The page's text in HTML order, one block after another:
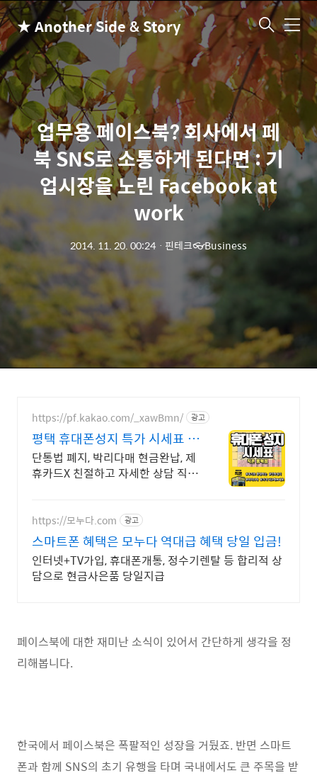
★ Another Side & Story 메
뉴
업무용 페이스북? 회사에서 페
북 SNS로 소통하게 된다면 : 기
업시장을 노린 Facebook at
work
2014. 11. 20. 00:24 ㆍ 핀테크👓Business
https://pf.kakao.com/_xawBmn/ 광고
평택 휴대폰성지 특가 시세표 가
격비교 꼭 해보세요
단통법 폐지, 박리다매 현금완납, 제
휴카드X 친절하고 자세한 상담 직폰
https://모누다.com 광고
스마트폰 혜택은 모누다 역대급 혜택 당일 입금!
인터넷+TV가입, 휴대폰개통, 정수기렌탈 등 합리적 상
담으로 현금사은품 당일지급
페이스북에 대한 재미난 소식이 있어서 간단하게 생각을 정
리해봅니다.
한국에서 페이스북은 폭팔적인 성장을 거뒀죠. 반면 스마트
폰과 함께 SNS의 초기 유행을 타며 국내에서도 큰 주목을 받